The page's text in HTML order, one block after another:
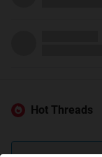
Hot Threads